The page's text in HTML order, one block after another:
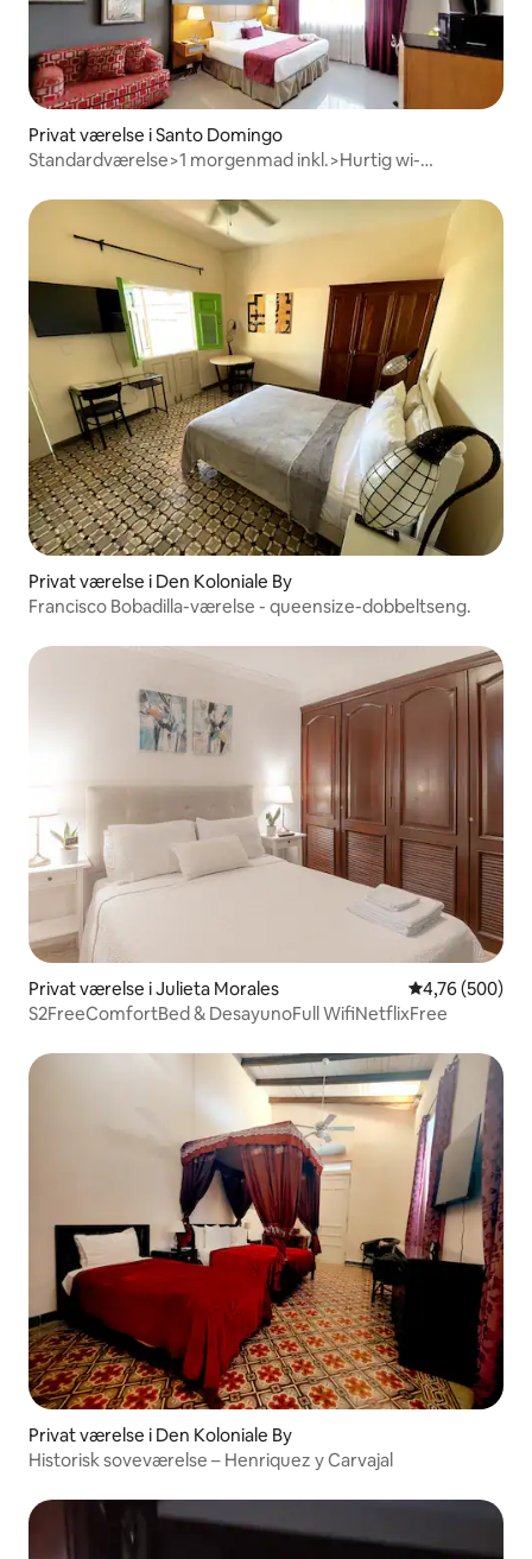
Privat værelse i Santo Domingo
Standardværelse>1 morgenmad inkl.>Hurtig wi-
Privat værelse i Den Koloniale By
Francisco Bobadilla-værelse - queensize-dobbeltseng.
Privat værelse i Julieta Morales 4,76 ud af 5 i
4,76 (500)
S2FreeComfortBed & DesayunoFull WifiNetflixFree
Privat værelse i Den Koloniale By
Historisk soveværelse – Henriquez y Carvajal